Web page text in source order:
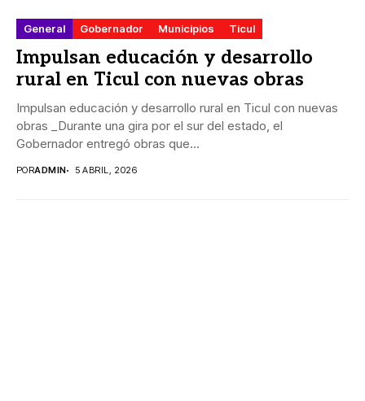
General Gobernador Municipios Ticul
Impulsan educación y desarrollo
rural en Ticul con nuevas obras
Impulsan educación y desarrollo rural en Ticul con nuevas
obras _Durante una gira por el sur del estado, el
Gobernador entregó obras que...
PORADMIN 5 ABRIL, 2026